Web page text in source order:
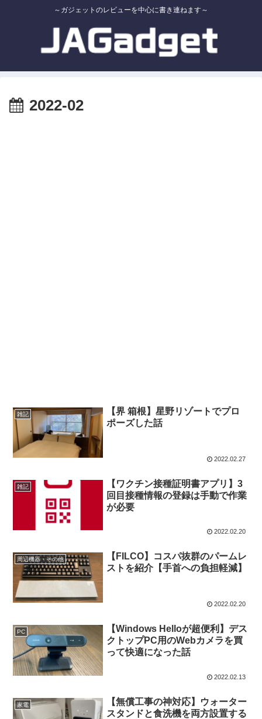
～ガジェットのレビューを中心に書き連ねます～
2022-02
雑記
【界 箱根】星野リゾートでプロ
ポーズした話
2022.02.27
雑記
【ワクチン接種証明書アプリ】3
回目接種情報の登録は手動で作業
が必要
2022.02.20
周辺機器・その他
【FILCO】コスパ抜群のパームレ
ストを紹介【手首への負担軽減】
2022.02.20
PC
【Windows Helloが超便利】デス
クトップPC用のWebカメラを買
って快適になった話
2022.02.13
家電
【無償工事の神対応】ウォーター
スタンドと食洗機を両方設置する